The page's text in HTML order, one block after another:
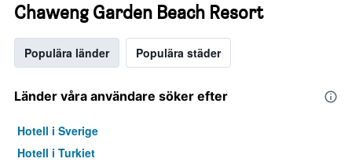
Chaweng Garden Beach Resort
Populära länder Populära städer
Länder våra användare söker efter
Hotell i Sverige
Hotell i Turkiet